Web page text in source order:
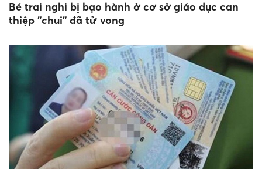
Bé trai nghi bị bạo hành ở cơ sở giáo dục can
thiệp "chui" đã tử vong